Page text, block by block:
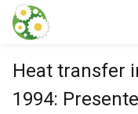
本文に飛ぶ
Heat transfer
1994: